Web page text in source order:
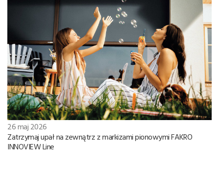
26 maj 2026
Zatrzymaj upał na zewnątrz z markizami pionowymi FAKRO
INNOVIEW Line